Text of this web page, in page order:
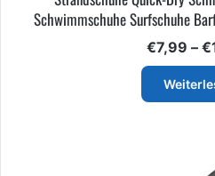
Schwimmschuhe Surfschuhe
€7,99 – €